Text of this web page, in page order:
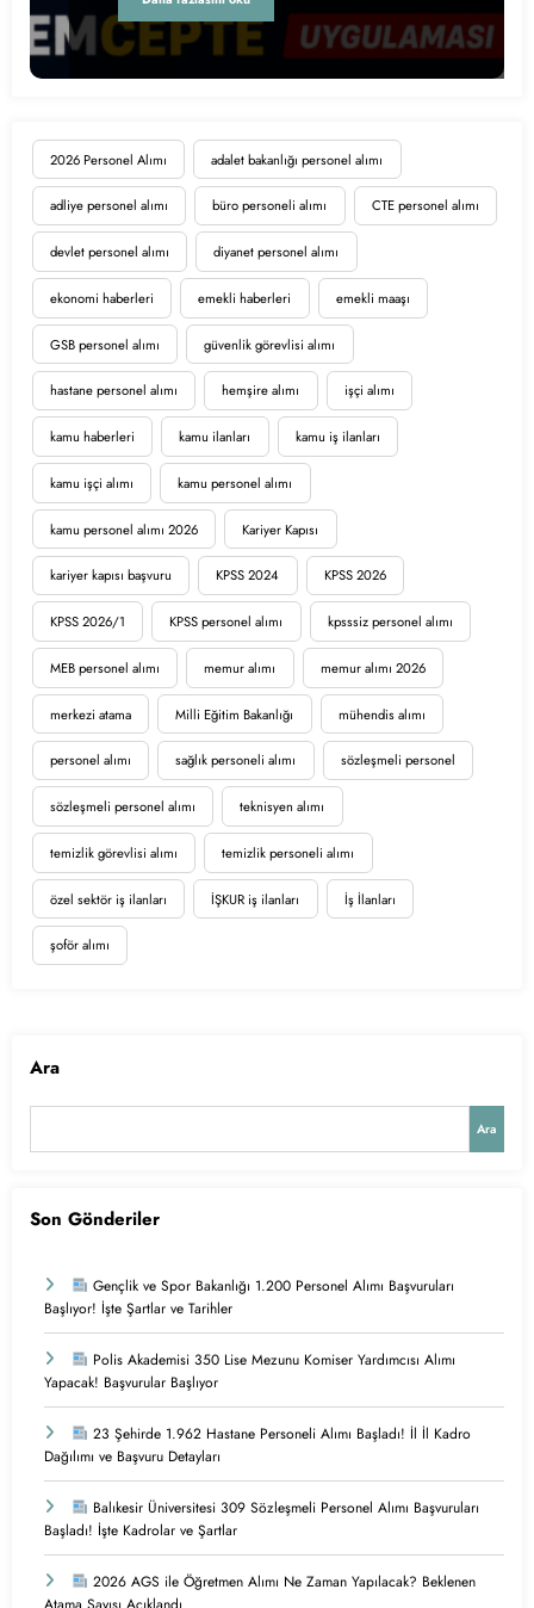
2026 Personel Alımı adalet bakanlığı personel alımı
adliye personel alımı büro personeli alımı CTE personel alımı
devlet personel alımı diyanet personel alımı
ekonomi haberleri emekli haberleri emekli maaşı
GSB personel alımı güvenlik görevlisi alımı
hastane personel alımı hemşire alımı işçi alımı
kamu haberleri kamu ilanları kamu iş ilanları
kamu işçi alımı kamu personel alımı
kamu personel alımı 2026 Kariyer Kapısı
kariyer kapısı başvuru KPSS 2024 KPSS 2026
KPSS 2026/1 KPSS personel alımı kpsssiz personel alımı
MEB personel alımı memur alımı memur alımı 2026
merkezi atama Milli Eğitim Bakanlığı mühendis alımı
personel alımı sağlık personeli alımı sözleşmeli personel
sözleşmeli personel alımı teknisyen alımı
temizlik görevlisi alımı temizlik personeli alımı
özel sektör iş ilanları İŞKUR iş ilanları İş İlanları
şoför alımı
Ara
Ara
Son Gönderiler
Gençlik ve Spor Bakanlığı 1.200 Personel Alımı Başvuruları
Başlıyor! İşte Şartlar ve Tarihler
Polis Akademisi 350 Lise Mezunu Komiser Yardımcısı Alımı
Yapacak! Başvurular Başlıyor
23 Şehirde 1.962 Hastane Personeli Alımı Başladı! İl İl Kadro
Dağılımı ve Başvuru Detayları
Balıkesir Üniversitesi 309 Sözleşmeli Personel Alımı Başvuruları
Başladı! İşte Kadrolar ve Şartlar
2026 AGS ile Öğretmen Alımı Ne Zaman Yapılacak? Beklenen